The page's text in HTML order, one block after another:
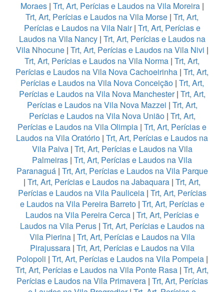
Moraes| Trt, Art, Perícias e Laudos na Vila Moreira|
Trt, Art, Perícias e Laudos na Vila Morse | Trt, Art,
Perícias e Laudos na Vila Nair| Trt, Art, Perícias e
Laudos na Vila Nancy| Trt, Art, Perícias e Laudos na
Vila Nhocune| Trt, Art, Perícias e Laudos na Vila Nivi |
Trt, Art, Perícias e Laudos na Vila Norma | Trt, Art,
Perícias e Laudos na Vila Nova Cachoeirinha | Trt, Art,
Perícias e Laudos na Vila Nova Conceição| Trt, Art,
Perícias e Laudos na Vila Nova Manchester| Trt, Art,
Perícias e Laudos na Vila Nova Mazzei | Trt, Art,
Perícias e Laudos na Vila Nova União| Trt, Art,
Perícias e Laudos na Vila Olimpia | Trt, Art, Perícias e
Laudos na Vila Oratório | Trt, Art, Perícias e Laudos na
Vila Paiva| Trt, Art, Perícias e Laudos na Vila
Palmeiras | Trt, Art, Perícias e Laudos na Vila
Paranaguá| Trt, Art, Perícias e Laudos na Vila Parque
| Trt, Art, Perícias e Laudos na Jabaquara | Trt, Art,
Perícias e Laudos na Vila Pauliceia| Trt, Art, Perícias
e Laudos na Vila Pereira Barreto| Trt, Art, Perícias e
Laudos na Vila Pereira Cerca| Trt, Art, Perícias e
Laudos na Vila Perus| Trt, Art, Perícias e Laudos na
Vila Pierina| Trt, Art, Perícias e Laudos na Vila
Pirajussara| Trt, Art, Perícias e Laudos na Vila
Polopoli | Trt, Art, Perícias e Laudos na Vila Pompeia|
Trt, Art, Perícias e Laudos na Vila Ponte Rasa | Trt, Art,
Perícias e Laudos na Vila Primavera| Trt, Art, Perícias